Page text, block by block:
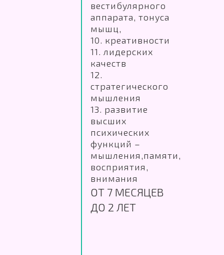
вестибулярного
аппарата, тонуса
мышц,
10. креативности
11. лидерских
качеств
12.
стратегического
мышления
13. развитие
высших
психических
функций –
мышления,памяти,
восприятия,
внимания
ОТ 7 МЕСЯЦЕВ
ДО 2 ЛЕТ